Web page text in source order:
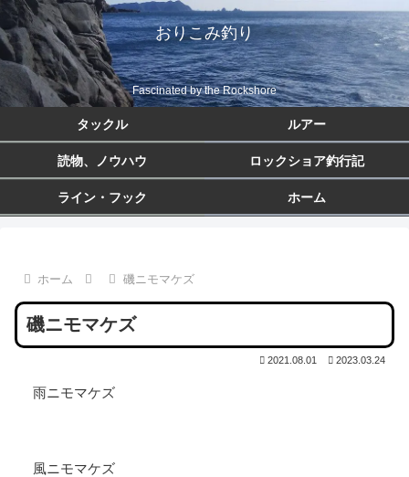
おりこみ釣り
Fascinated by the Rockshore
タックル ルアー
読物、ノウハウ ロックショア釣行記
ライン・フック ホーム
ホーム 磯ニモマケズ
磯ニモマケズ
2021.08.01 2023.03.24
雨ニモマケズ
風ニモマケズ